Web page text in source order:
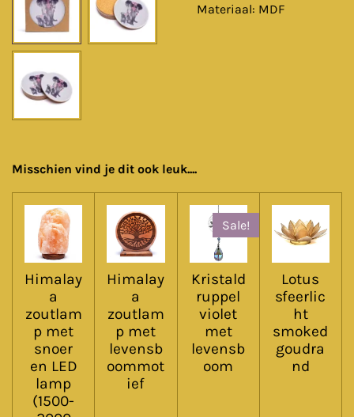
Materiaal: MDF
Misschien vind je dit ook leuk....
Himalay
a
zoutlam
p met
snoer
en LED
lamp
(1500-
Himalay
a
zoutlam
p met
levensb
oommot
ief
Sale!
Kristald
ruppel
violet
met
levensb
oom
Lotus
sfeerlic
ht
smoked
goudra
nd